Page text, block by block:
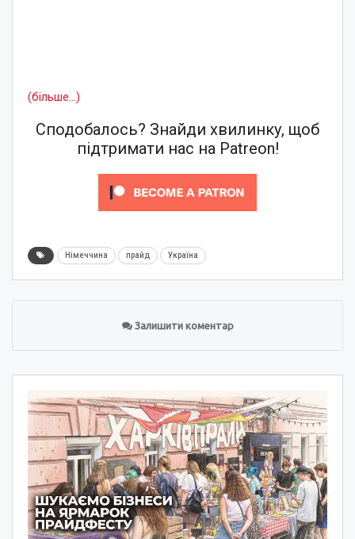
(більше…)
Сподобалось? Знайди хвилинку, щоб
підтримати нас на Patreon!
Німеччина прайд Україна
Залишити коментар